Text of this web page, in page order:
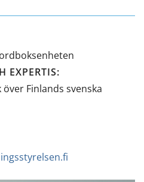
EXPERTIS:
Finlands svenska